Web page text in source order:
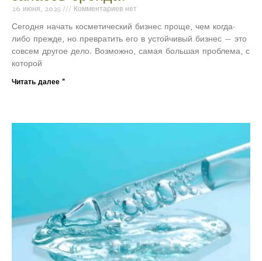
26 июня, 2025 Комментариев нет
Сегодня начать косметический бизнес проще, чем когда-
либо прежде, но превратить его в устойчивый бизнес — это
совсем другое дело. Возможно, самая большая проблема, с
которой
Читать далее "